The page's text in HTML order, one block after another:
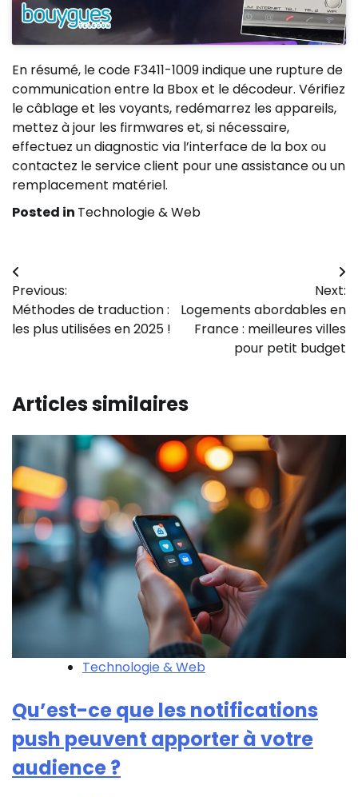
En résumé, le code F3411-1009 indique une rupture de
communication entre la Bbox et le décodeur. Vérifiez
le câblage et les voyants, redémarrez les appareils,
mettez à jour les firmwares et, si nécessaire,
effectuez un diagnostic via l’interface de la box ou
contactez le service client pour une assistance ou un
remplacement matériel.
Posted in Technologie & Web
Navigation
de
l’article
Previous:
Méthodes de traduction :
les plus utilisées en 2025 !
Next:
Logements abordables en
France : meilleures villes
pour petit budget
Articles similaires
Technologie & Web
Qu’est-ce que les notifications
push peuvent apporter à votre
audience ?